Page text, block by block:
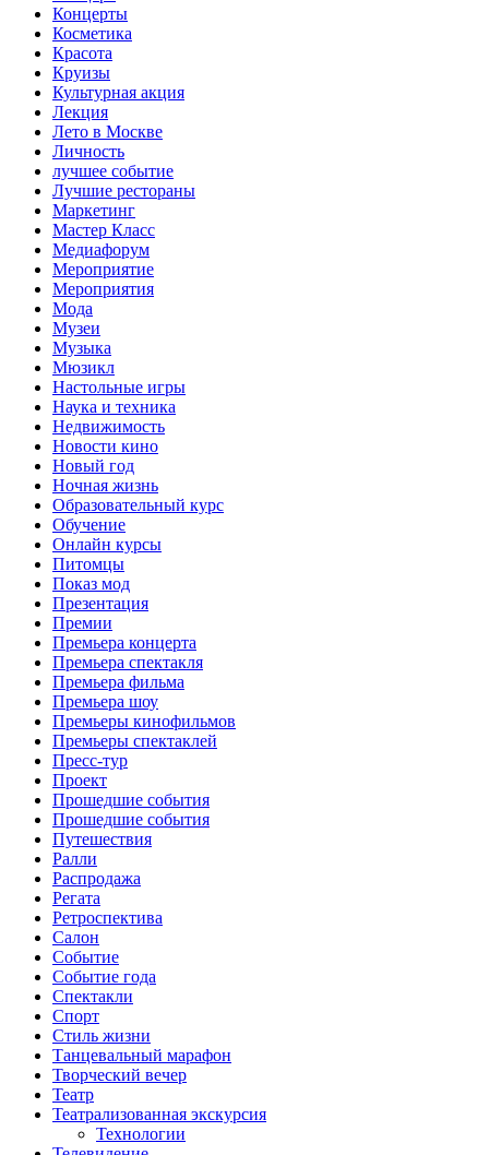
Концерты
Косметика
Красота
Круизы
Культурная акция
Лекция
Лето в Москве
Личность
лучшее событие
Лучшие рестораны
Маркетинг
Мастер Класс
Медиафорум
Мероприятие
Мероприятия
Мода
Музеи
Музыка
Мюзикл
Настольные игры
Наука и техника
Недвижимость
Новости кино
Новый год
Ночная жизнь
Образовательный курс
Обучение
Онлайн курсы
Питомцы
Показ мод
Презентация
Премии
Премьера концерта
Премьера спектакля
Премьера фильма
Премьера шоу
Премьеры кинофильмов
Премьеры спектаклей
Пресс-тур
Проект
Прошедшие события
Прошедшие события
Путешествия
Ралли
Распродажа
Регата
Ретроспектива
Салон
Событие
Событие года
Спектакли
Спорт
Стиль жизни
Танцевальный марафон
Творческий вечер
Театр
Театрализованная экскурсия
Технологии